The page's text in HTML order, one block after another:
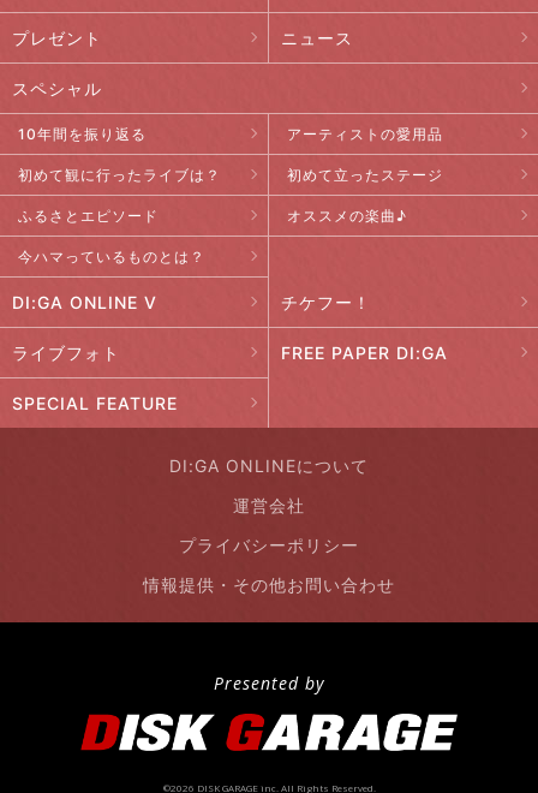
プレゼント ニュース
スペシャル
10年間を振り返る アーティストの愛用品
初めて観に行ったライブは？ 初めて立ったステージ
ふるさとエピソード オススメの楽曲♪
今ハマっているものとは？
DI:GA ONLINE V チケフー！
ライブフォト FREE PAPER DI:GA
SPECIAL FEATURE
DI:GA ONLINEについて
運営会社
プライバシーポリシー
情報提供・その他お問い合わせ
Presented by
©2026 DISK GARAGE inc. All Rights Reserved.